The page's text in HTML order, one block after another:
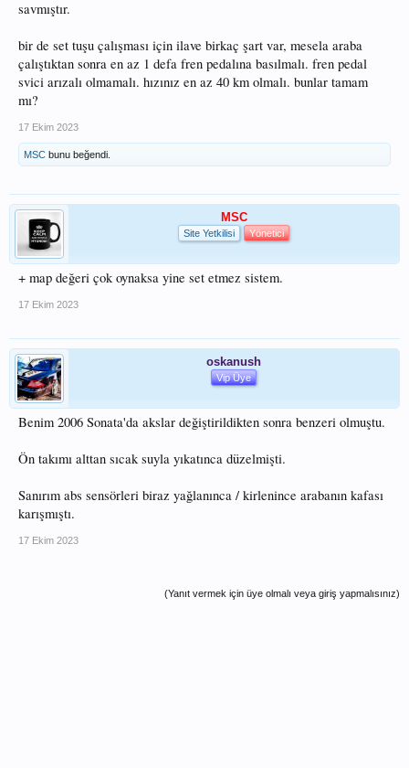
savmıştır.
bir de set tuşu çalışması için ilave birkaç şart var, mesela araba
çalıştıktan sonra en az 1 defa fren pedalına basılmalı. fren pedal
svici arızalı olmamalı. hızınız en az 40 km olmalı. bunlar tamam
mı?
17 Ekim 2023
MSC bunu beğendi.
MSC
Site Yetkilisi Yönetici
+ map değeri çok oynaksa yine set etmez sistem.
17 Ekim 2023
oskanush
Vip Üye
Benim 2006 Sonata'da akslar değiştirildikten sonra benzeri olmuştu.
Ön takımı alttan sıcak suyla yıkatınca düzelmişti.
Sanırım abs sensörleri biraz yağlanınca / kirlenince arabanın kafası
karışmıştı.
17 Ekim 2023
(Yanıt vermek için üye olmalı veya giriş yapmalısınız)